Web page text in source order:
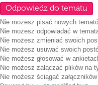
Odpowiedz do tematu
Nie możesz pisać nowych
Nie możesz odpowiadać w
Nie możesz zmieniać swoich
Nie możesz usuwać swoich
Nie możesz głosować w
Nie możesz załączać plików na
Nie możesz ściągać